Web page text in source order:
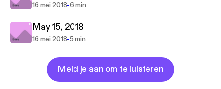
16 mei 2018-6 min
May 15, 2018
16 mei 2018-5 min
Meld je aan om te luisteren